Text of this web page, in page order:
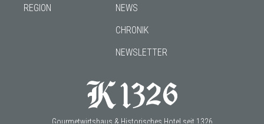
REGION
NEWS
CHRONIK
NEWSLETTER
Gourmetwirtshaus & Historisches Hotel seit 1326